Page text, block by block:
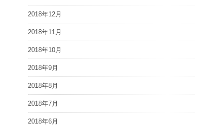
2018年12月
2018年11月
2018年10月
2018年9月
2018年8月
2018年7月
2018年6月